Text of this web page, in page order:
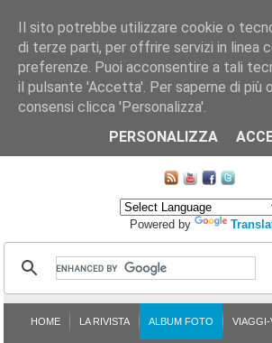
CHI SIAMO LE SEZIONI ASSICURGRANDA
ISCRIZIONE L'AVVOCATO RISPONDE
Powered by
HOME LA RIVISTA ALBUM FOTO VIAGGI-
Il sito potrebbe utilizzare cookie o
di terze parti, per offrire servizi in linea
preferenze. Puoi acconsentire a tali
il pulsante 'Accetta'. Per saperne di più
consensi clicca 'Personalizza'.
PERSONALIZZA